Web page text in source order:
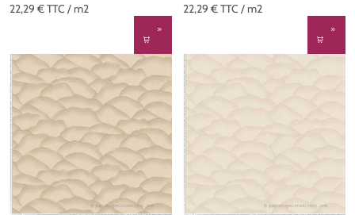
22,29 €TTC / m2 22,29 €TTC / m2